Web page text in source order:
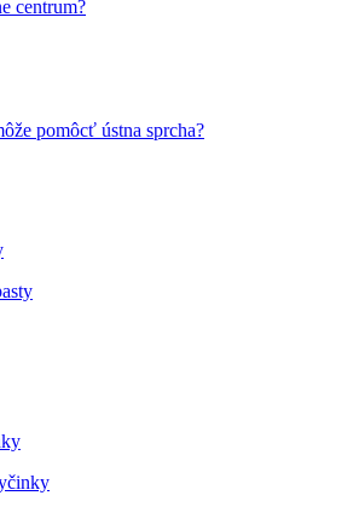
centrum?
pomôcť ústna sprcha?